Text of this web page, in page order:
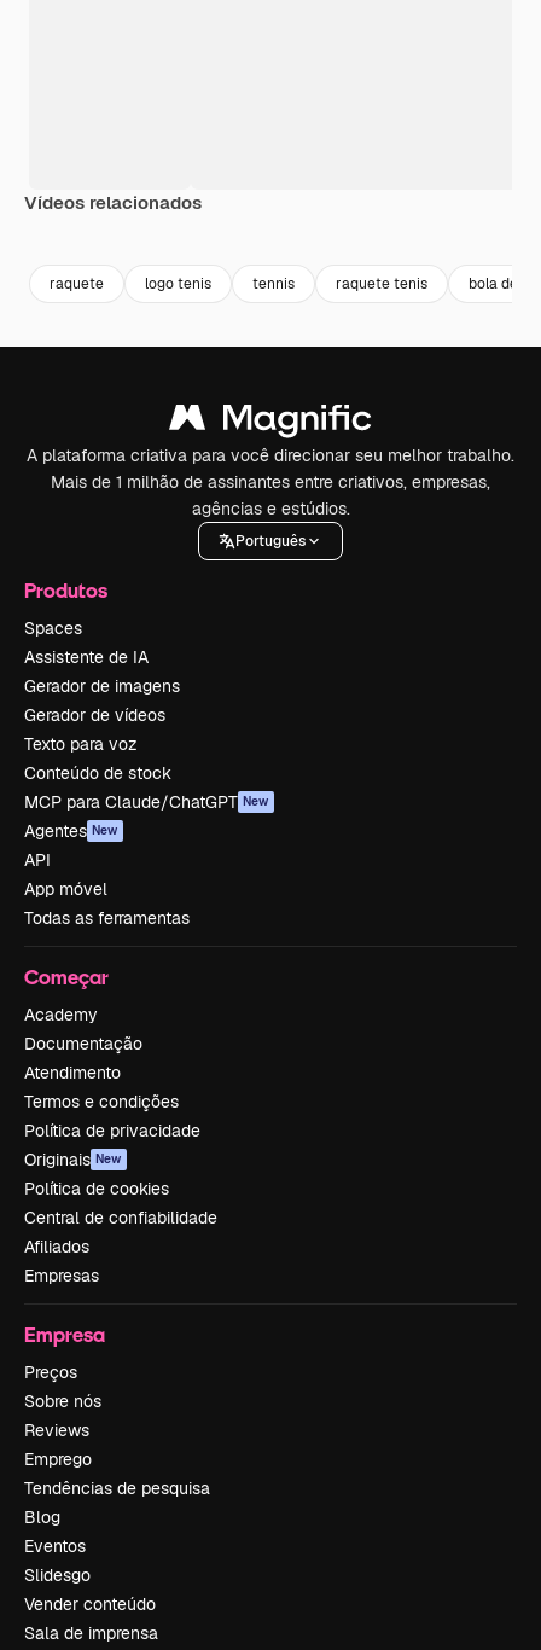
Vídeos relacionados
raquete logo tenis tennis raquete tenis bola de
A plataforma criativa para você direcionar seu melhor trabalho.
Mais de 1 milhão de assinantes entre criativos, empresas,
agências e estúdios.
Português
Produtos
Spaces
Assistente de IA
Gerador de imagens
Gerador de vídeos
Texto para voz
Conteúdo de stock
MCP para Claude/ChatGPT New
Agentes New
API
App móvel
Todas as ferramentas
Começar
Academy
Documentação
Atendimento
Termos e condições
Política de privacidade
Originais New
Política de cookies
Central de confiabilidade
Afiliados
Empresas
Empresa
Preços
Sobre nós
Reviews
Emprego
Tendências de pesquisa
Blog
Eventos
Slidesgo
Vender conteúdo
Sala de imprensa